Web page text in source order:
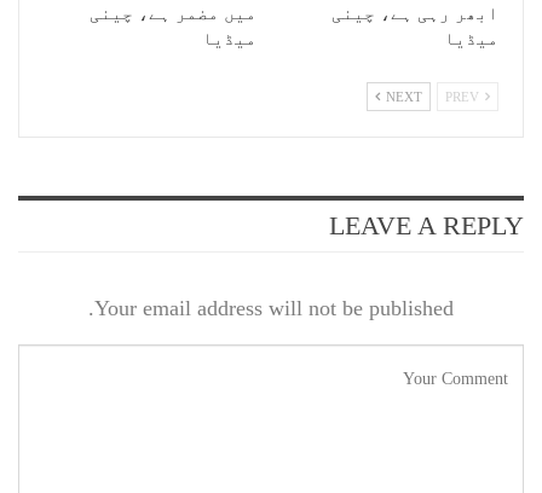
ابھر رہی ہے، چینی
میڈیا
میں مضمر ہے، چینی
میڈیا
NEXT
LEAVE A REPLY
Your email address will not be published.